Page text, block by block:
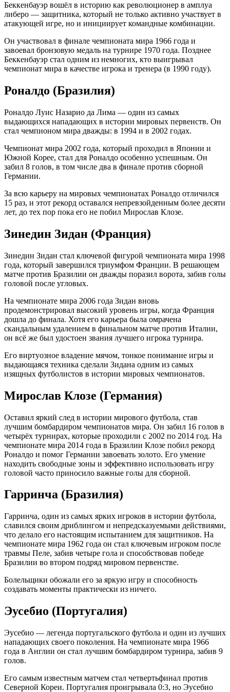
Беккенбауэр вошёл в историю как революционер в амплуа
либеро — защитника, который не только активно участвует в
атакующей игре, но и инициирует командные комбинации.
Он участвовал в финале чемпионата мира 1966 года и
завоевал бронзовую медаль на турнире 1970 года. Позднее
Беккенбауэр стал одним из немногих, кто выигрывал
чемпионат мира в качестве игрока и тренера (в 1990 году).
Роналдо (Бразилия)
Роналдо Луис Назарио да Лима — один из самых
выдающихся нападающих в истории мировых первенств. Он
стал чемпионом мира дважды: в 1994 и в 2002 годах.
Чемпионат мира 2002 года, который проходил в Японии и
Южной Корее, стал для Роналдо особенно успешным. Он
забил 8 голов, в том числе два в финале против сборной
Германии.
За всю карьеру на мировых чемпионатах Роналдо отличился
15 раз, и этот рекорд оставался непревзойденным более десяти
лет, до тех пор пока его не побил Мирослав Клозе.
Зинедин Зидан (Франция)
Зинедин Зидан стал ключевой фигурой чемпионата мира 1998
года, который завершился триумфом Франции. В решающем
матче против Бразилии он дважды поразил ворота, забив голы
головой после угловых.
На чемпионате мира 2006 года Зидан вновь
продемонстрировал высокий уровень игры, когда Франция
дошла до финала. Хотя его карьера была омрачена
скандальным удалением в финальном матче против Италии,
он всё же был удостоен звания лучшего игрока турнира.
Его виртуозное владение мячом, тонкое понимание игры и
выдающаяся техника сделали Зидана одним из самых
изящных футболистов в истории мировых чемпионатов.
Мирослав Клозе (Германия)
Оставил яркий след в истории мирового футбола, став
лучшим бомбардиром чемпионатов мира. Он забил 16 голов в
четырёх турнирах, которые проходили с 2002 по 2014 год. На
чемпионате мира 2014 года в Бразилии Клозе побил рекорд
Роналдо и помог Германии завоевать золото. Его умение
находить свободные зоны и эффективно использовать игру
головой часто приносило важные голы для сборной.
Гарринча (Бразилия)
Гарринча, один из самых ярких игроков в истории футбола,
славился своим дриблингом и непредсказуемыми действиями,
что делало его настоящим испытанием для защитников. На
чемпионате мира 1962 года он стал ключевым игроком после
травмы Пеле, забив четыре гола и способствовав победе
Бразилии во втором подряд мировом первенстве.
Болельщики обожали его за яркую игру и способность
создавать моменты практически из ничего.
Эусебио (Португалия)
Эусебио — легенда португальского футбола и один из лучших
нападающих своего поколения. На чемпионате мира 1966
года в Англии он стал лучшим бомбардиром турнира, забив 9
голов.
Его самым известным матчем стал четвертьфинал против
Северной Кореи. Португалия проигрывала 0:3, но Эусебио